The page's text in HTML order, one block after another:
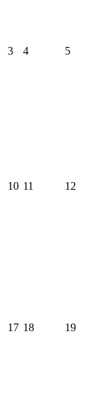
3 4 5
10 11 12
17 18 19